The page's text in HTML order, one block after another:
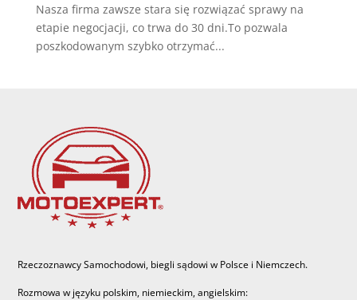
Nasza firma zawsze stara się rozwiązać sprawy na
etapie negocjacji, co trwa do 30 dni.To pozwala
poszkodowanym szybko otrzymać...
Rzeczoznawcy Samochodowi, biegli sądowi w Polsce i Niemczech.
Rozmowa w języku polskim, niemieckim, angielskim: